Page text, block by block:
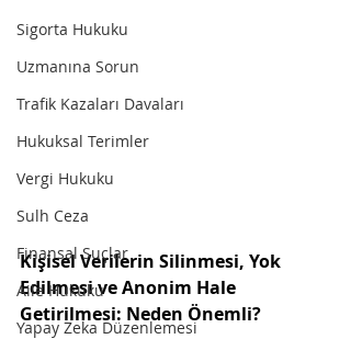
Sigorta Hukuku
Uzmanına Sorun
Trafik Kazaları Davaları
Hukuksal Terimler
Vergi Hukuku
Sulh Ceza
Finansal Suçlar
Aile Hukuku
Yapay Zeka Düzenlemesi
Kişisel Verilerin Silinmesi, Yok
Edilmesi ve Anonim Hale
Getirilmesi: Neden Önemli?